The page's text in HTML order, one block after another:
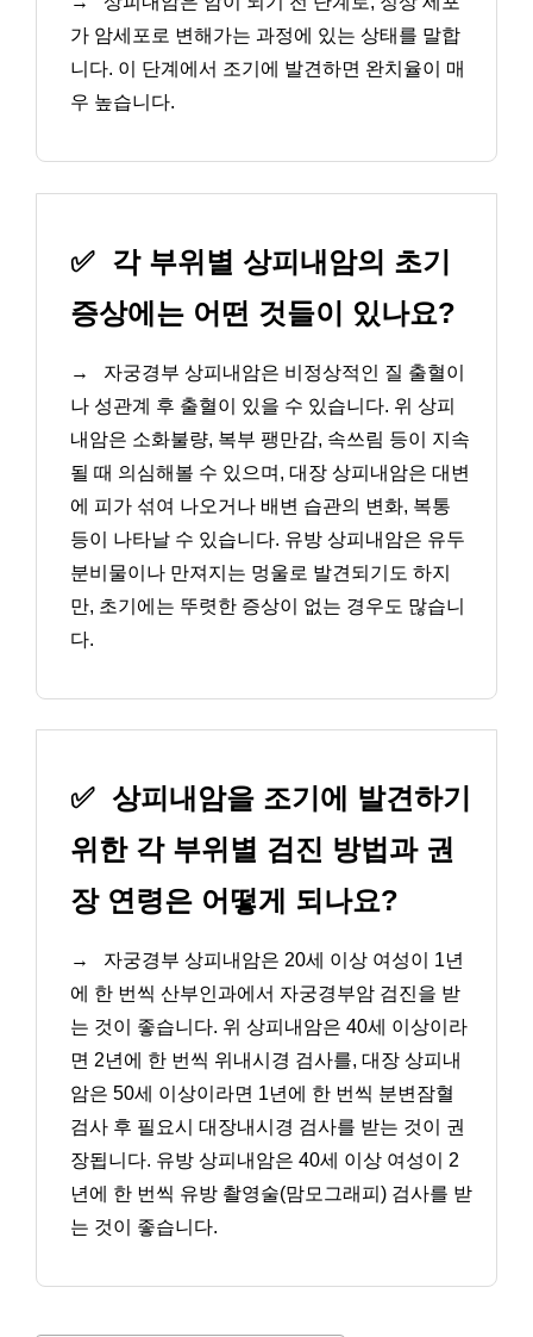
가 암세포로 변해가는 과정에 있는 상태를 말합
니다. 이 단계에서 조기에 발견하면 완치율이 매
우 높습니다.
✅ 각 부위별 상피내암의 초기
증상에는 어떤 것들이 있나요?
→
자궁경부 상피내암은 비정상적인 질 출혈이
나 성관계 후 출혈이 있을 수 있습니다. 위 상피
내암은 소화불량, 복부 팽만감, 속쓰림 등이 지속
될 때 의심해볼 수 있으며, 대장 상피내암은 대변
에 피가 섞여 나오거나 배변 습관의 변화, 복통
등이 나타날 수 있습니다. 유방 상피내암은 유두
분비물이나 만져지는 멍울로 발견되기도 하지
만, 초기에는 뚜렷한 증상이 없는 경우도 많습니
다.
✅ 상피내암을 조기에 발견하기
위한 각 부위별 검진 방법과 권
장 연령은 어떻게 되나요?
→
자궁경부 상피내암은 20세 이상 여성이 1년
에 한 번씩 산부인과에서 자궁경부암 검진을 받
는 것이 좋습니다. 위 상피내암은 40세 이상이라
면 2년에 한 번씩 위내시경 검사를, 대장 상피내
암은 50세 이상이라면 1년에 한 번씩 분변잠혈
검사 후 필요시 대장내시경 검사를 받는 것이 권
장됩니다. 유방 상피내암은 40세 이상 여성이 2
년에 한 번씩 유방 촬영술(맘모그래피) 검사를 받
는 것이 좋습니다.